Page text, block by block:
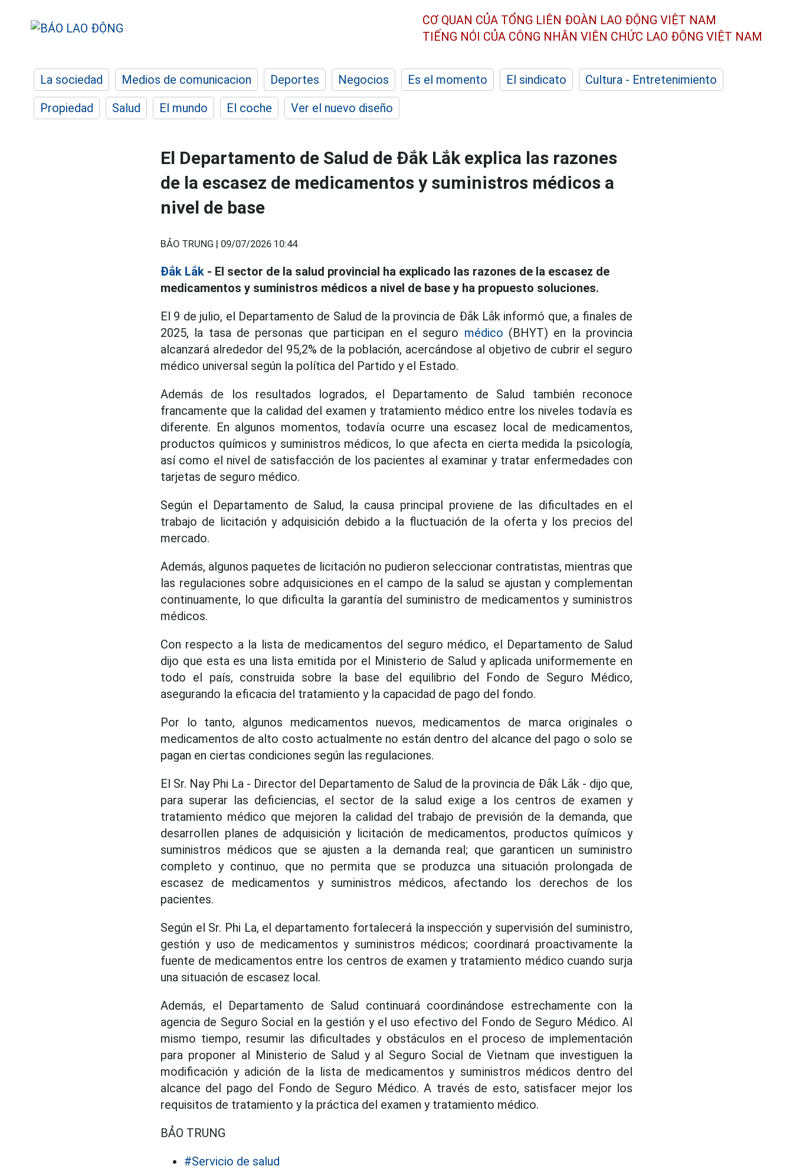
CƠ QUAN CỦA TỔNG LIÊN ĐOÀN LAO ĐỘNG VIỆT NAM
TIẾNG NÓI CỦA CÔNG NHÂN VIÊN CHỨC LAO ĐỘNG VIỆT NAM
La sociedad Medios de comunicacion Deportes Negocios Es el momento El sindicato
Cultura - Entretenimiento
Propiedad
Salud El mundo El coche Ver el nuevo diseño
El Departamento de Salud de Đắk Lắk explica las razones
de la escasez de medicamentos y suministros médicos a
nivel de base
BẢO TRUNG | 09/07/2026 10:44
Đắk Lắk - El sector de la salud provincial ha explicado las razones de la escasez de
medicamentos y suministros médicos a nivel de base y ha propuesto soluciones.
El 9 de julio, el Departamento de Salud de la provincia de Đắk Lắk informó que, a finales de
2025, la tasa de personas que participan en el seguro médico (BHYT) en la provincia
alcanzará alrededor del 95,2% de la población, acercándose al objetivo de cubrir el seguro
médico universal según la política del Partido y el Estado.
Además de los resultados logrados, el Departamento de Salud también reconoce
francamente que la calidad del examen y tratamiento médico entre los niveles todavía es
diferente. En algunos momentos, todavía ocurre una escasez local de medicamentos,
productos químicos y suministros médicos, lo que afecta en cierta medida la psicología,
así como el nivel de satisfacción de los pacientes al examinar y tratar enfermedades con
tarjetas de seguro médico.
Según el Departamento de Salud, la causa principal proviene de las dificultades en el
trabajo de licitación y adquisición debido a la fluctuación de la oferta y los precios del
mercado.
Además, algunos paquetes de licitación no pudieron seleccionar contratistas, mientras que
las regulaciones sobre adquisiciones en el campo de la salud se ajustan y complementan
continuamente, lo que dificulta la garantía del suministro de medicamentos y suministros
médicos.
Con respecto a la lista de medicamentos del seguro médico, el Departamento de Salud
dijo que esta es una lista emitida por el Ministerio de Salud y aplicada uniformemente en
todo el país, construida sobre la base del equilibrio del Fondo de Seguro Médico,
asegurando la eficacia del tratamiento y la capacidad de pago del fondo.
Por lo tanto, algunos medicamentos nuevos, medicamentos de marca originales o
medicamentos de alto costo actualmente no están dentro del alcance del pago o solo se
pagan en ciertas condiciones según las regulaciones.
El Sr. Nay Phi La - Director del Departamento de Salud de la provincia de Đắk Lắk - dijo que,
para superar las deficiencias, el sector de la salud exige a los centros de examen y
tratamiento médico que mejoren la calidad del trabajo de previsión de la demanda, que
desarrollen planes de adquisición y licitación de medicamentos, productos químicos y
suministros médicos que se ajusten a la demanda real; que garanticen un suministro
completo y continuo, que no permita que se produzca una situación prolongada de
escasez de medicamentos y suministros médicos, afectando los derechos de los
pacientes.
Según el Sr. Phi La, el departamento fortalecerá la inspección y supervisión del suministro,
gestión y uso de medicamentos y suministros médicos; coordinará proactivamente la
fuente de medicamentos entre los centros de examen y tratamiento médico cuando surja
una situación de escasez local.
Además, el Departamento de Salud continuará coordinándose estrechamente con la
agencia de Seguro Social en la gestión y el uso efectivo del Fondo de Seguro Médico. Al
mismo tiempo, resumir las dificultades y obstáculos en el proceso de implementación
para proponer al Ministerio de Salud y al Seguro Social de Vietnam que investiguen la
modificación y adición de la lista de medicamentos y suministros médicos dentro del
alcance del pago del Fondo de Seguro Médico. A través de esto, satisfacer mejor los
requisitos de tratamiento y la práctica del examen y tratamiento médico.
BẢO TRUNG
#Servicio de salud